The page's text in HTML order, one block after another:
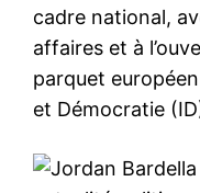
cadre national,
affaires et à
parquet
et Démocratie